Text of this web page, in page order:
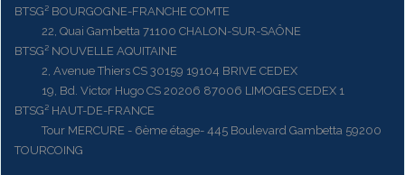
BTSG² BOURGOGNE-FRANCHE COMTE
22, Quai Gambetta 71100 CHALON-SUR-SAÔNE
BTSG² NOUVELLE AQUITAINE
2, Avenue Thiers CS 30159 19104 BRIVE CEDEX
19, Bd. Victor Hugo CS 20206 87006 LIMOGES CEDEX 1
BTSG² HAUT-DE-FRANCE
Tour MERCURE - 6ème étage- 445 Boulevard Gambetta 59200
TOURCOING